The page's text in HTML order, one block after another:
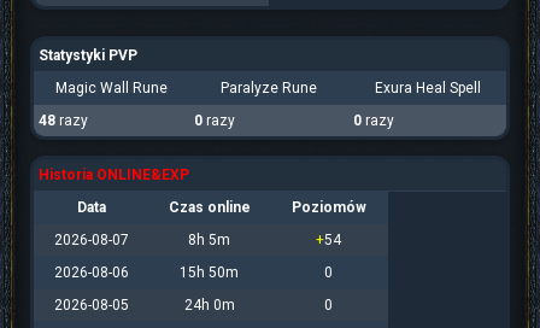
Statystyki PVP
Magic Wall Rune
Paralyze Rune
Exura Heal Spell
48 razy 0 razy 0 razy
Historia ONLINE&EXP
Data
Czas online
Poziomów
2026-08-07
8h 5m +54
2026-08-06
15h 50m
0
2026-08-05
24h 0m
0